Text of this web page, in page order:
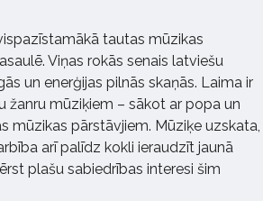
tautas mūzikas
Viņas rokās senais latviešu
un enerģijas pilnās skaņās. Laima ir
žanru mūziķiem – sākot ar popa un
mūzikas pārstāvjiem. Mūziķe uzskata,
arī palīdz kokli ieraudzīt jaunā
plašu sabiedrības interesi šim